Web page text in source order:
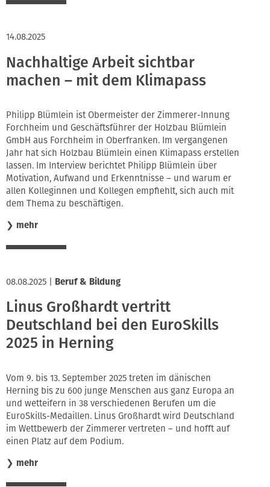
14.08.2025
Nachhaltige Arbeit sichtbar
machen – mit dem Klimapass
Philipp Blümlein ist Obermeister der Zimmerer-Innung
Forchheim und Geschäftsführer der Holzbau Blümlein
GmbH aus Forchheim in Oberfranken. Im vergangenen
Jahr hat sich Holzbau Blümlein einen Klimapass erstellen
lassen. Im Interview berichtet Philipp Blümlein über
Motivation, Aufwand und Erkenntnisse – und warum er
allen Kolleginnen und Kollegen empfiehlt, sich auch mit
dem Thema zu beschäftigen.
❯ mehr
08.08.2025 Beruf & Bildung
Linus Großhardt vertritt
Deutschland bei den EuroSkills
2025 in Herning
Vom 9. bis 13. September 2025 treten im dänischen
Herning bis zu 600 junge Menschen aus ganz Europa an
und wetteifern in 38 verschiedenen Berufen um die
EuroSkills-Medaillen. Linus Großhardt wird Deutschland
im Wettbewerb der Zimmerer vertreten – und hofft auf
einen Platz auf dem Podium.
❯ mehr